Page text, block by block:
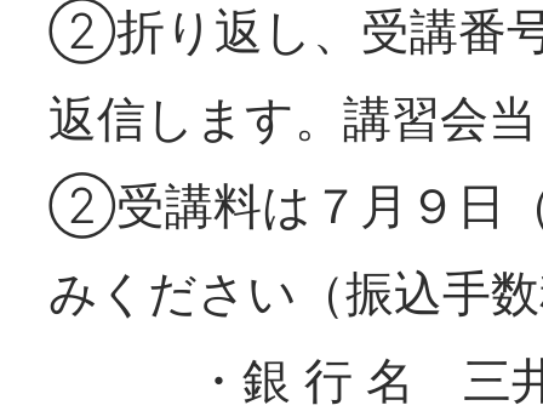
②折り返し、受講番
返信します。講習会
②受講料は７月９日
みください（振込手
・銀 行 名 三井